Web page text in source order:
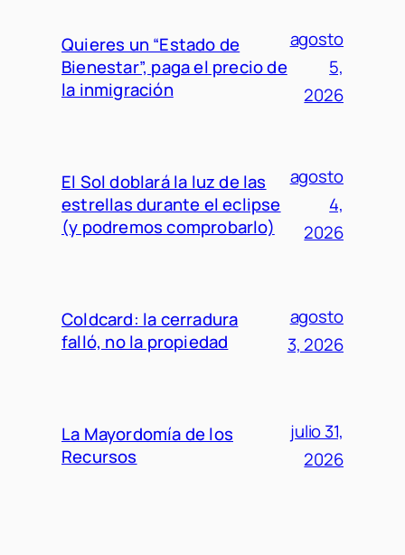
Quieres un “Estado de
Bienestar”, paga el precio de
la inmigración
agosto
5,
2026
El Sol doblará la luz de las
estrellas durante el eclipse
(y podremos comprobarlo)
agosto
4,
2026
Coldcard: la cerradura
falló, no la propiedad
agosto
3, 2026
La Mayordomía de los
Recursos
julio 31,
2026